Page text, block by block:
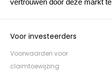
vertrouwen door deze markt
Voor investeerders
Voorwaarden voor
claimtoewijzing